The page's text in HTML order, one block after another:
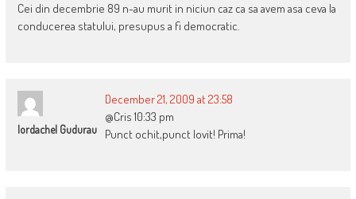
Cei din decembrie 89 n-au murit in niciun caz ca sa avem asa ceva la
conducerea statului, presupus a fi democratic.
Iordachel Gudurau
December 21, 2009 at 23:58
@Cris 10:33 pm
Punct ochit,punct lovit! Prima!